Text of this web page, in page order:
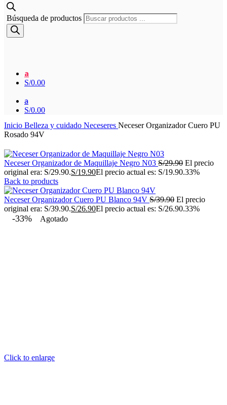
Búsqueda de productos
a
S/0.00
a
S/0.00
Inicio Belleza y cuidado Neceseres Neceser Organizador Cuero PU
Rosado 94V
Neceser Organizador de Maquillaje Negro N03 S/29.90 El precio
original era: S/29.90.S/19.90El precio actual es: S/19.90.33%
Back to products
Neceser Organizador Cuero PU Blanco 94V S/39.90 El precio
original era: S/39.90.S/26.90El precio actual es: S/26.90.33%
-33% Agotado
Click to enlarge